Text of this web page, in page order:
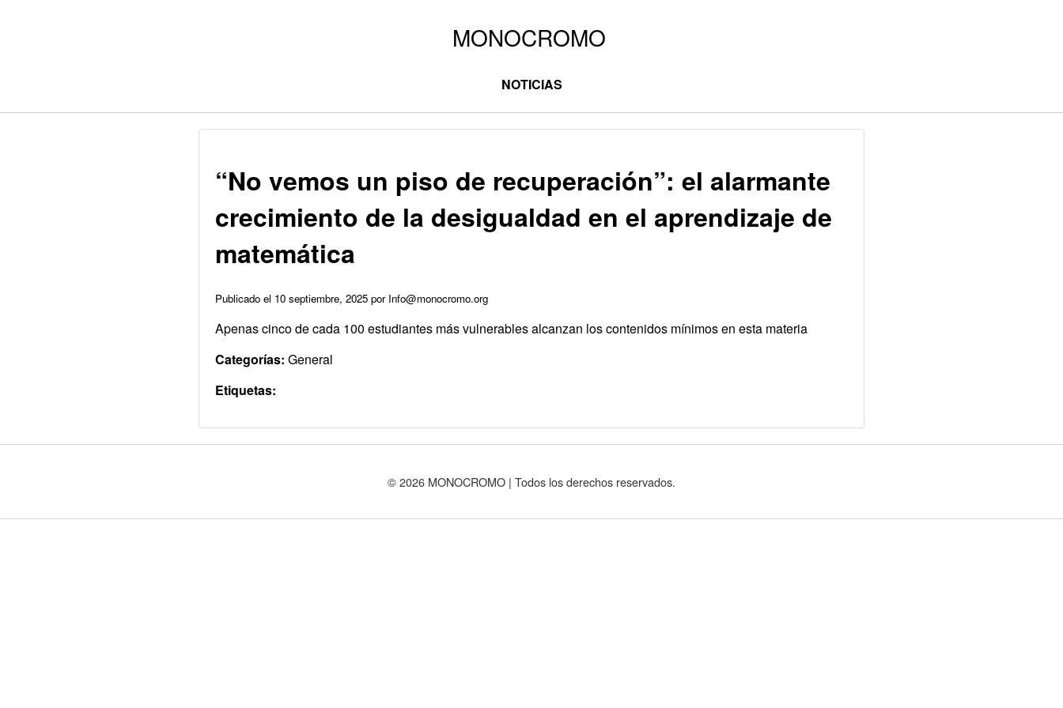
NOTICIAS
“No vemos un piso de recuperación”: el alarmante
crecimiento de la desigualdad en el aprendizaje de
matemática
Publicado el 10 septiembre, 2025 por Info@monocromo.org
Apenas cinco de cada 100 estudiantes más vulnerables alcanzan los contenidos mínimos en esta materia
Categorías: General
Etiquetas:
© 2026 MONOCROMO | Todos los derechos reservados.